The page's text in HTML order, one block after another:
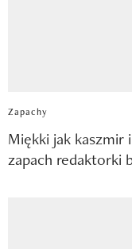
Zapachy
Miękki jak kaszmir
zapach redaktorki